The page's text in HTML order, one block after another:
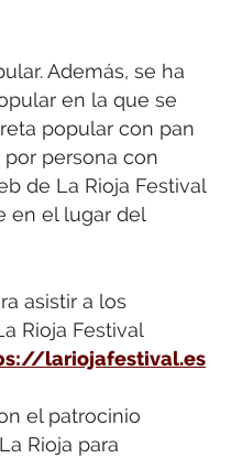
Además, se ha
en la que se
popular con pan
persona con
de La Rioja Festival
en el lugar del
asistir a los
Rioja Festival
lariojafestival.es
el patrocinio
Rioja para